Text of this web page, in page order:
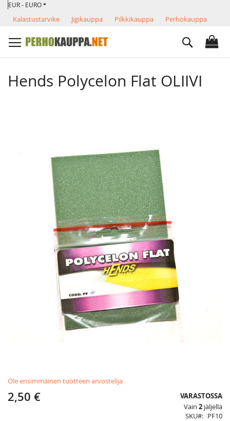
Skip
Content
VALUUTTA
EUR - EURO
Kalastustarvike Jigikauppa Pilkkikauppa
Perhokauppa
Search
Hends Polycelon Flat OLIIVI
Ole ensimmäinen tuotteen arvostelija
2,50 €
VARASTOSSA
Vain 2 jäljellä
SKU
PF10
to
the
beginning